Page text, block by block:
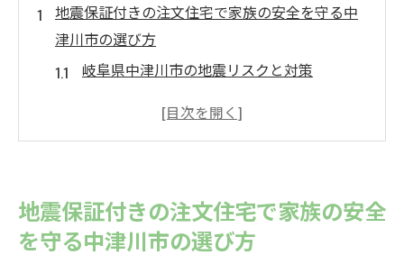
地震保証付きの注文住宅で家族の安全を守る中
津川市の選び方
岐阜県中津川市の地震リスクと対策
注文住宅における地震保証の種類
中津川市でおすすめの地震保証付き住宅メ
ーカー
地震保証付きの注文住宅で家族の安全
を守る中津川市の選び方